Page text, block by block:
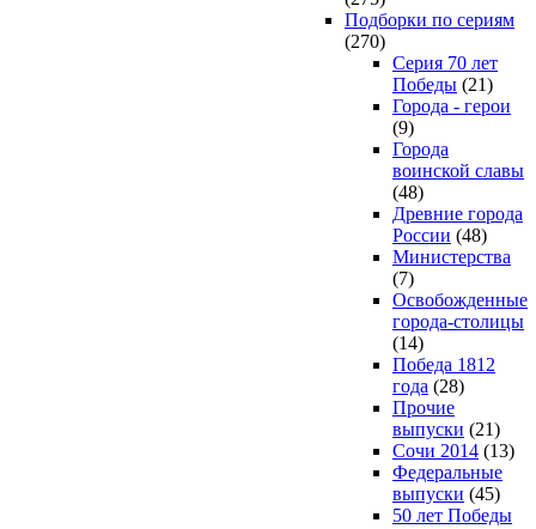
Подборки по сериям
(270)
Серия 70 лет
Победы (21)
Города - герои
(9)
Города
воинской славы
(48)
Древние города
России (48)
Министерства
(7)
Освобожденные
города-столицы
(14)
Победа 1812
года (28)
Прочие
выпуски (21)
Сочи 2014 (13)
Федеральные
выпуски (45)
50 лет Победы